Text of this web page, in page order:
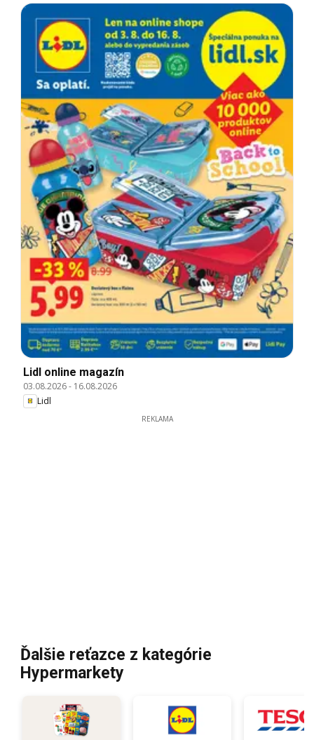
Lidl online magazín
03.08.2026- 16.08.2026
Lidl
REKLAMA
Ďalšie reťazce z kategórie
Hypermarkety